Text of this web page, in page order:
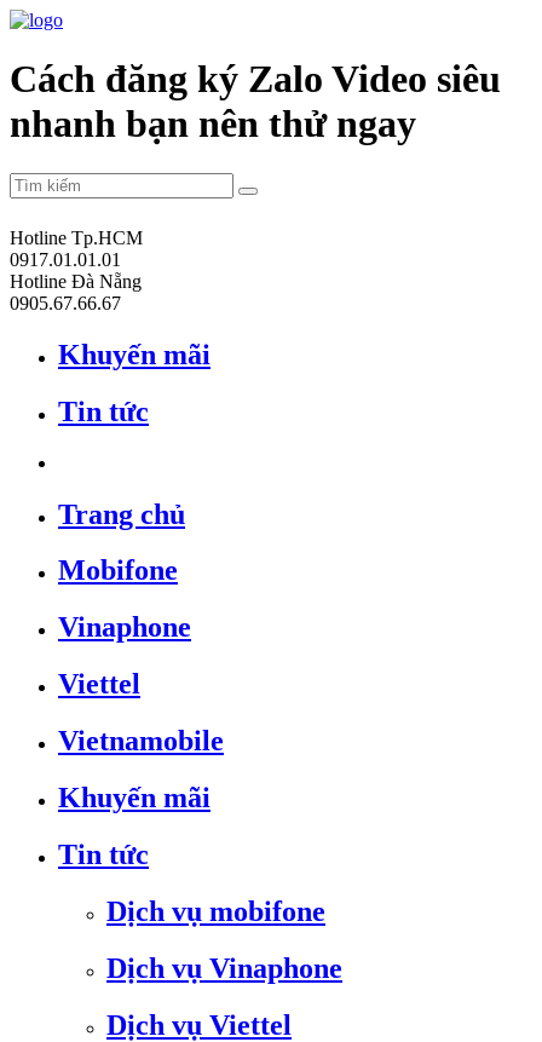
Cách đăng ký Zalo Video siêu
nhanh bạn nên thử ngay
Hotline Tp.HCM
0917.01.01.01
Hotline Đà Nẵng
0905.67.66.67
Khuyến mãi
Tin tức
Trang chủ
Mobifone
Vinaphone
Viettel
Vietnamobile
Khuyến mãi
Tin tức
Dịch vụ mobifone
Dịch vụ Vinaphone
Dịch vụ Viettel